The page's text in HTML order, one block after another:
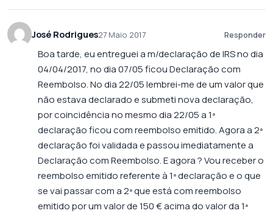
José Rodrigues27 Maio 2017 Responder
Boa tarde, eu entreguei a m/declaração de IRS no dia
04/04/2017, no dia 07/05 ficou Declaração com
Reembolso. No dia 22/05 lembrei-me de um valor que
não estava declarado e submeti nova declaração,
por coincidência no mesmo dia 22/05 a 1ª
declaração ficou com reembolso emitido. Agora a 2ª
declaração foi validada e passou imediatamente a
Declaração com Reembolso. E agora ? Vou receber o
reembolso emitido referente à 1ª declaração e o que
se vai passar com a 2ª que está com reembolso
emitido por um valor de 150 € acima do valor da 1ª